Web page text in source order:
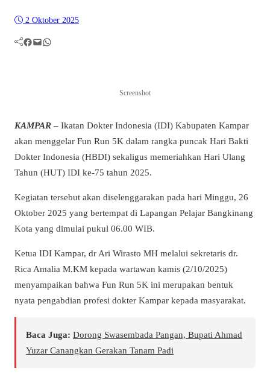
2 Oktober 2025
Facebook Mail WhatsApp
Screenshot
KAMPAR – Ikatan Dokter Indonesia (IDI) Kabupaten Kampar
akan menggelar Fun Run 5K dalam rangka puncak Hari Bakti
Dokter Indonesia (HBDI) sekaligus memeriahkan Hari Ulang
Tahun (HUT) IDI ke-75 tahun 2025.
Kegiatan tersebut akan diselenggarakan pada hari Minggu, 26
Oktober 2025 yang bertempat di Lapangan Pelajar Bangkinang
Kota yang dimulai pukul 06.00 WIB.
Ketua IDI Kampar, dr Ari Wirasto MH melalui sekretaris dr.
Rica Amalia M.KM kepada wartawan kamis (2/10/2025)
menyampaikan bahwa Fun Run 5K ini merupakan bentuk
nyata pengabdian profesi dokter Kampar kepada masyarakat.
Baca Juga: Dorong Swasembada Pangan, Bupati Ahmad
Yuzar Canangkan Gerakan Tanam Padi